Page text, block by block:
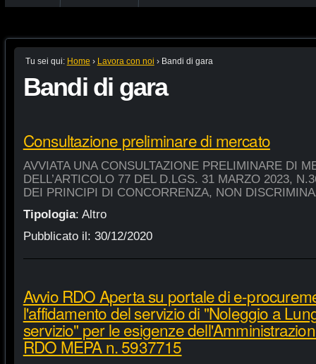
Tu sei qui: Home › Lavora con noi › Bandi di gara
Bandi di gara
Consultazione preliminare di mercato
AVVIATA UNA CONSULTAZIONE PRELIMINARE DI
DELL’ARTICOLO 77 DEL D.LGS. 31 MARZO 2023,
DEI PRINCIPI DI CONCORRENZA, NON
Tipologia: Altro
Pubblicato il: 30/12/2020
Avvio RDO Aperta su portale di e-
l'affidamento del servizio di "Noleggio a
servizio" per le esigenze
RDO MEPA n. 5937715